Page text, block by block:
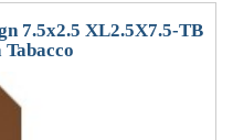
7.5x2.5 XL2.5X7.5-TB
Tabacco